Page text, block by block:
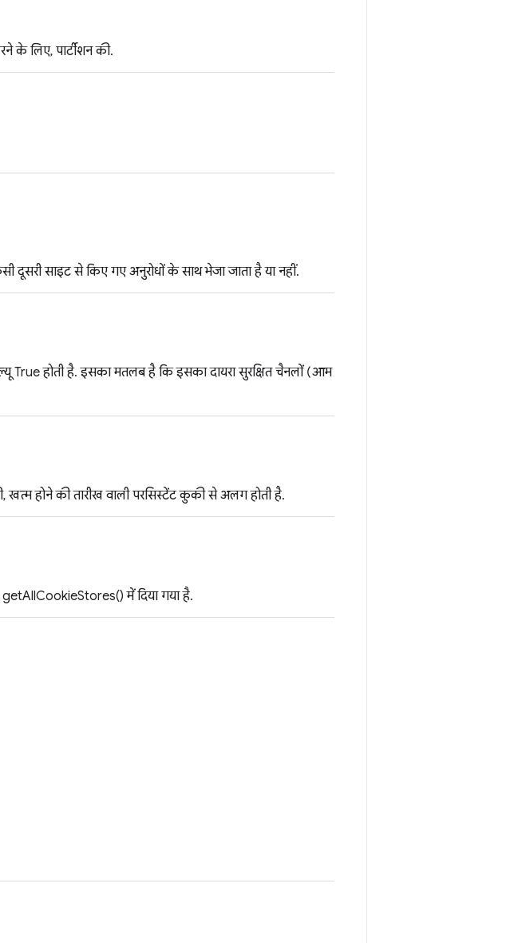
के लिए, पार्टीशन की.
साइट से किए गए अनुरोधों के साथ भेजा जाता है या नहीं.
True होती है. इसका मतलब है कि इसका दायरा सुरक्षित चैनलों (आम
होने की तारीख वाली परसिस्टेंट कुकी से अलग होती है.
में दिया गया है.